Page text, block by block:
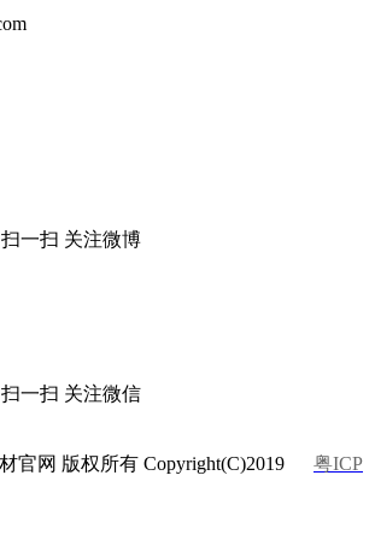
扫一扫 关注微博
扫一扫 关注微信
官网 版权所有 Copyright(C)2019 粤ICP